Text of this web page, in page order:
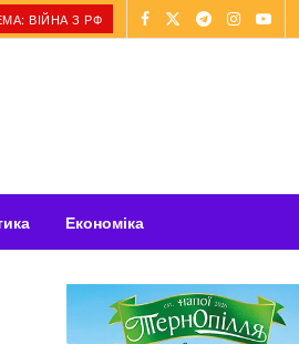
ВІЙНА З РФ
Економіка